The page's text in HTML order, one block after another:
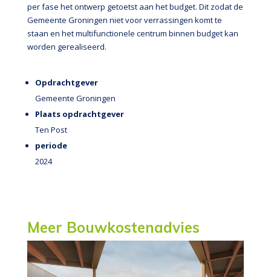
per fase het ontwerp getoetst aan het budget. Dit zodat de
Gemeente Groningen niet voor verrassingen komt te
staan en het multifunctionele centrum binnen budget kan
worden gerealiseerd.
Opdrachtgever
Gemeente Groningen
Plaats opdrachtgever
Ten Post
periode
2024
Meer Bouwkostenadvies